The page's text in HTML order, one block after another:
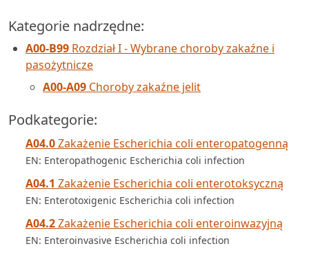
Kategorie nadrzędne:
A00-B99 Rozdział I - Wybrane choroby zakaźne i
pasożytnicze
A00-A09 Choroby zakaźne jelit
Podkategorie:
A04.0Zakażenie Escherichia coli enteropatogenną
EN: Enteropathogenic Escherichia coli infection
A04.1 Zakażenie Escherichia coli enterotoksyczną
EN: Enterotoxigenic Escherichia coli infection
A04.2Zakażenie Escherichia coli enteroinwazyjną
EN: Enteroinvasive Escherichia coli infection